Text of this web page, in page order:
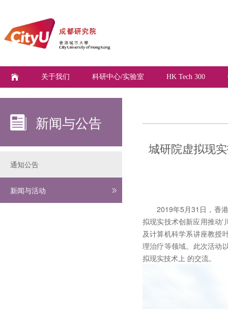
关于我们 科研中心/实验室 HK Tech 300
新闻与公告
通知公告
新闻与活动
城研院虚拟现
2019年5月31日，香港
拟现实技术创新应用推动'
及计算机科学系讲座教授
理治疗等领域。此次活动
拟现实技术上 的交流。